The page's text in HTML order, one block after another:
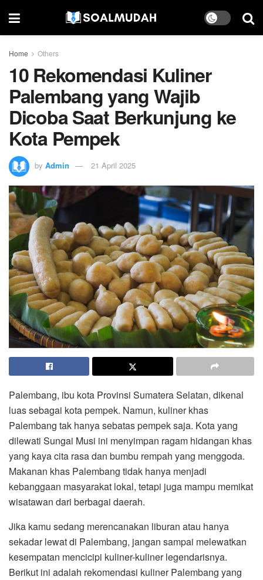
Home Others
10 Rekomendasi Kuliner
Palembang yang Wajib
Dicoba Saat Berkunjung ke
Kota Pempek
by Admin 21 April 2025
Palembang, ibu kota Provinsi Sumatera Selatan, dikenal
luas sebagai kota pempek. Namun, kuliner khas
Palembang tak hanya sebatas pempek saja. Kota yang
dilewati Sungai Musi ini menyimpan ragam hidangan khas
yang kaya cita rasa dan bumbu rempah yang menggoda.
Makanan khas Palembang tidak hanya menjadi
kebanggaan masyarakat lokal, tetapi juga mampu memikat
wisatawan dari berbagai daerah.
Jika kamu sedang merencanakan liburan atau hanya
sekadar lewat di Palembang, jangan sampai melewatkan
kesempatan mencicipi kuliner-kuliner legendarisnya.
Berikut ini adalah rekomendasi kuliner Palembang yang